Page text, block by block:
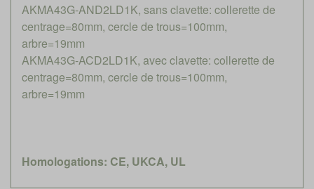
AKMA43G-AND2LD1K, sans clavette: collerette de
centrage=80mm, cercle de trous=100mm,
arbre=19mm
AKMA43G-ACD2LD1K, avec clavette: collerette de
centrage=80mm, cercle de trous=100mm,
arbre=19mm
Homologations: CE, UKCA, UL